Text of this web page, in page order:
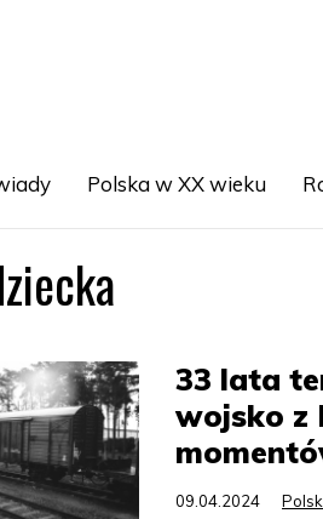
Polska w XX wieku
33 lata
wojsko z
09.04.2024